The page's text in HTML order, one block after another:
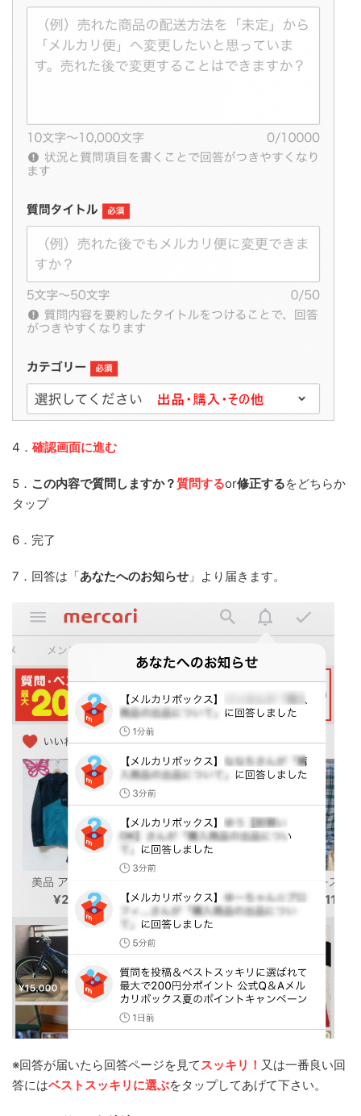
4． 確認画面に進む
5． この内容で質問しますか？質問するor修正するをどちらか
タップ
6．完了
7．回答は「あなたへのお知らせ 」より届きます。
※回答が届いたら回答ページを見てスッキリ！ 又は一番良い回
答にはベストスッキリに選ぶをタップしてあげて下さい。